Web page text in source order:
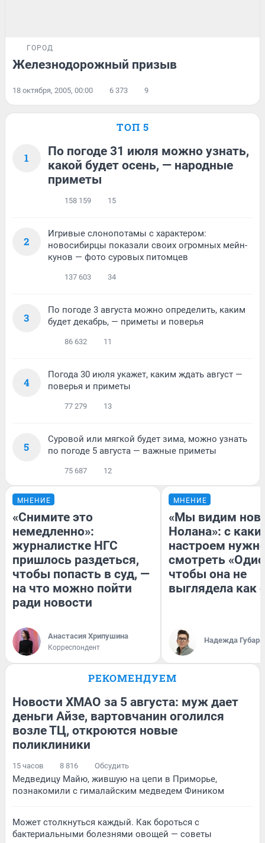
ГОРОД
Железнодорожный призыв
18 октября, 2005, 00:00 6 373 9
ТОП 5
1
По погоде 31 июля можно узнать,
какой будет осень, — народные
приметы
158 159 15
2
Игривые слонопотамы с характером:
новосибирцы показали своих огромных мейн-
кунов — фото суровых питомцев
137 603 34
3
По погоде 3 августа можно определить, каким
будет декабрь, — приметы и поверья
86 632 11
4
Погода 30 июля укажет, каким ждать август —
поверья и приметы
77 279 13
5
Суровой или мягкой будет зима, можно узнать
по погоде 5 августа — важные приметы
75 687 12
МНЕНИЕ
«Снимите это
немедленно»:
журналистке НГС
пришлось раздеться,
чтобы попасть в суд, —
на что можно пойти
ради новости
Анастасия Хрипушина
Корреспондент
МНЕНИЕ
«Мы видим
Нолана»: с
настроем
смотреть
чтобы она не
выглядела как
Надежда Губарь
РЕКОМЕНДУЕМ
Новости ХМАО за 5 августа: муж дает
деньги Айзе, вартовчанин оголился
возле ТЦ, откроются новые
поликлиники
15 часов 8 816 Обсудить
Медведицу Майю, жившую на цепи в Приморье,
познакомили с гималайским медведем Фиником
Может столкнуться каждый. Как бороться с
бактериальными болезнями овощей — советы